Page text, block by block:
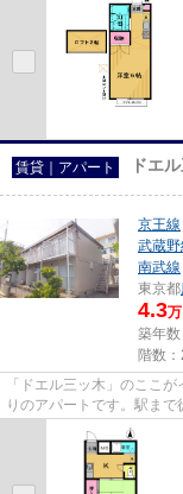
賃貸｜アパート ドエ
京王線
武蔵野
南武線
東京都
4.3
築年数
階数
「ドエル三ッ木」のここ
りのアパートです。駅ま
能な物件なので、用途や行